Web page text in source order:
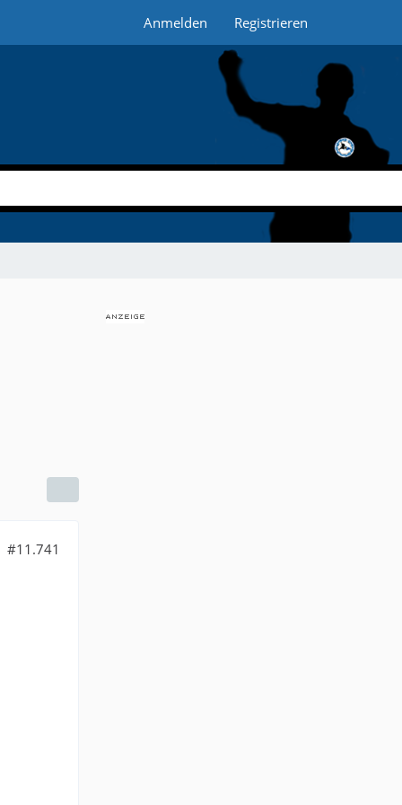
Anmelden Registrieren
#11.741